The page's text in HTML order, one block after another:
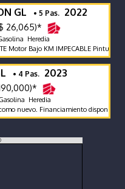
GL • 5 Pas. 2022
26,065)*
Heredia
Motor Bajo KM IMPECABLE Pintura
• 4 Pas. 2023
Heredia
nuevo. Financiamiento disponible.